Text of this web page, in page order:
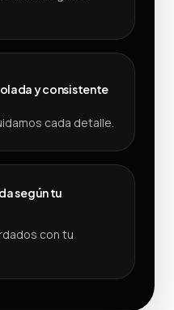
y consistente
cada detalle.
según tu
con tu